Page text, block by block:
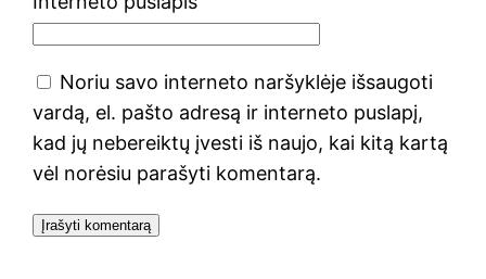
Noriu savo interneto naršyklėje išsaugoti
vardą, el. pašto adresą ir interneto puslapį,
kad jų nebereiktų įvesti iš naujo, kai kitą kartą
vėl norėsiu parašyti komentarą.